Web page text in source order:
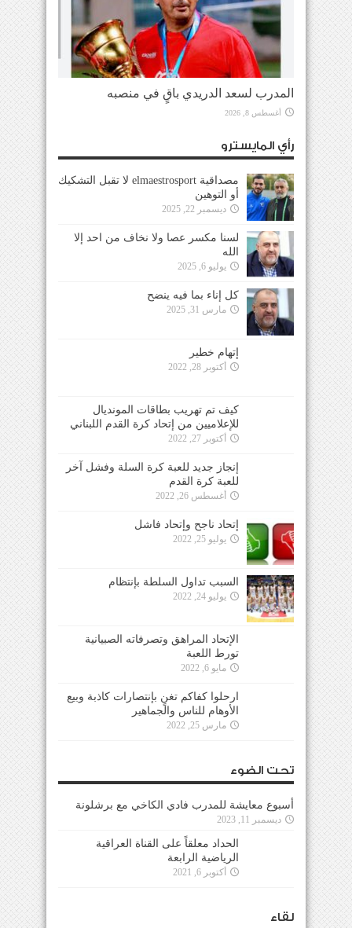
المدرب لسعد الدريدي باقٍ في منصبه
أغسطس 8, 2026
رأي المايسترو
مصداقية elmaestrosport لا تقبل التشكيك
أو التوهين
ديسمبر 22, 2025
لسنا مكسر عصا ولا نخاف من احد إلا
الله
يوليو 6, 2025
كل إناء بما فيه ينضح
مارس 31, 2025
إتهام خطير
أكتوبر 28, 2022
كيف تم تهريب بطاقات المونديال
للإعلاميين من إتحاد كرة القدم اللبناني
أكتوبر 27, 2022
إنجاز جديد للعبة كرة السلة وفشل آخر
للعبة كرة القدم
أغسطس 26, 2022
إتحاد ناجح وإتحاد فاشل
يوليو 25, 2022
السبب تداول السلطة بإنتظام
يوليو 24, 2022
الإتحاد المراهق وتصرفاته الصبيانية
تورط اللعبة
مايو 6, 2022
ارحلوا كفاكم تغنٍ بإنتصارات كاذبة وبيع
الأوهام للناس والجماهير
مارس 25, 2022
تحت الضوء
أسبوع معايشة للمدرب فادي الكاخي مع برشلونة
ديسمبر 11, 2023
الحداد معلقاً على القناة العراقية
الرياضية الرابعة
أكتوبر 6, 2021
لقاء